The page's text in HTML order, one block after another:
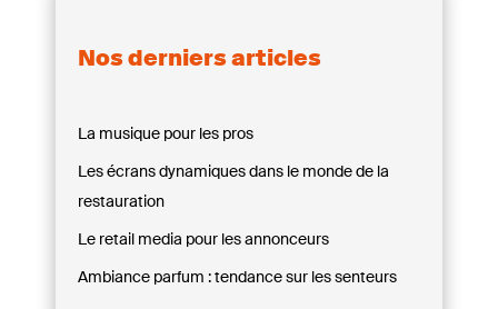
Nos derniers articles
La musique pour les pros
Les écrans dynamiques dans le monde de la
restauration
Le retail media pour les annonceurs
Ambiance parfum : tendance sur les senteurs